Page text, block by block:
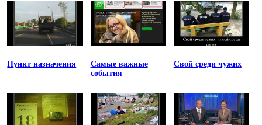
Пункт назначения
Самые важные
события
Свой среди чужих